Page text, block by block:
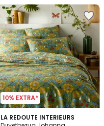
10% EXTRA*
LA REDOUTE INTERIEURS
4,8